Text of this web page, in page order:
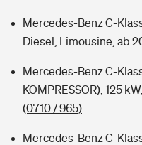
Mercedes-Benz C-
Diesel, Limousine, ab
Mercedes-Benz C-
KOMPRESSOR), 125
(0710 / 965)
Mercedes-Benz C-